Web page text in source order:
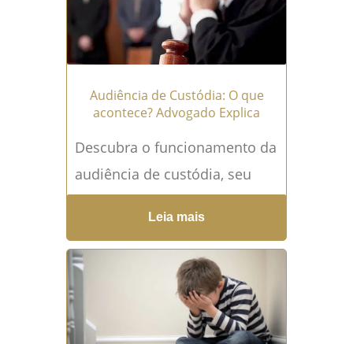
consentimento do possuidor
legítimo. Dessa forma,...Leia
mais →
Audiência de Custódia: O que
acontece? Advogado Explica
Descubra o funcionamento da
audiência de custódia, seu
papel no sistema jurídico
brasileiro e como pode
influenciar na liberdade do
Leia mais →
Leia mais